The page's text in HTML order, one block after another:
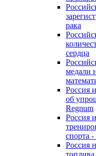
рака
сердца
медали
Россия
об
Regnum
Россия
спорта
Россия